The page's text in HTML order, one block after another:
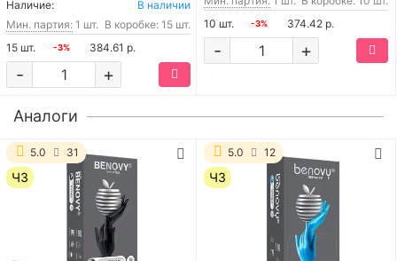
Наличие:
В наличии
Мин. партия: 1 шт. В коробке: 15 шт.
15 шт.
-3% 384.61 р.
+
-
10 шт.
-3% 374.42 р.
+
-
Аналоги
5.0 31
ЧЗ
5.0 12
ЧЗ